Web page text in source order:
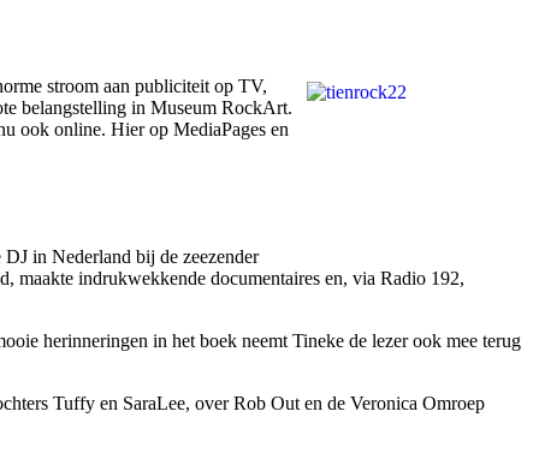
stroom aan publiciteit op TV,
belangstelling in Museum RockArt.
ook online. Hier op MediaPages en
in Nederland bij de zeezender
maakte indrukwekkende documentaires en, via Radio 192,
herinneringen in het boek neemt Tineke de lezer ook mee terug
Tuffy en SaraLee, over Rob Out en de Veronica Omroep